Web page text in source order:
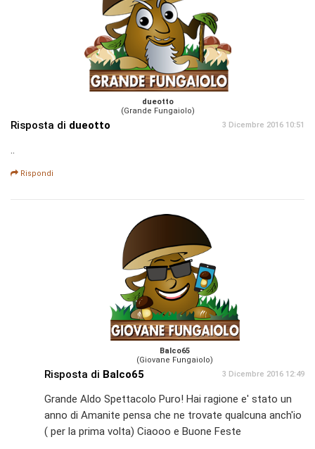
dueotto
(Grande Fungaiolo)
Risposta di dueotto 3 Dicembre 2016 10:51
..
Rispondi
Balco65
(Giovane Fungaiolo)
Risposta di Balco65 3 Dicembre 2016 12:49
Grande Aldo Spettacolo Puro! Hai ragione e' stato un
anno di Amanite pensa che ne trovate qualcuna anch'io
( per la prima volta) Ciaooo e Buone Feste